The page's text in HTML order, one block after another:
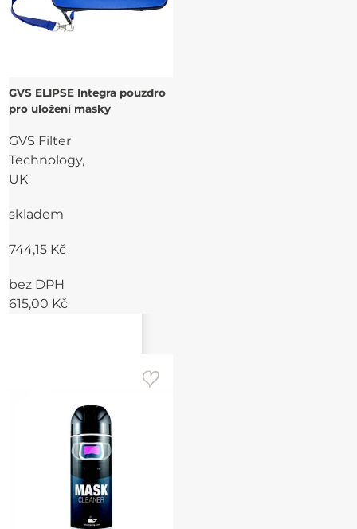
GVS ELIPSE Integra pouzdro
pro uložení masky
GVS Filter
Technology,
UK
skladem
744,15 Kč
bez DPH
615,00 Kč